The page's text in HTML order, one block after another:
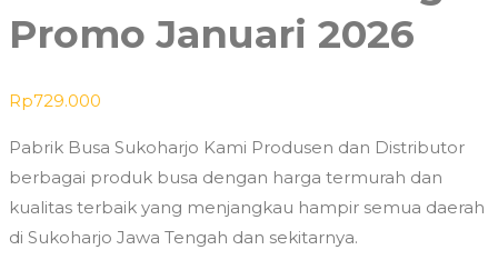
Promo Januari 2026
Rp729.000
Pabrik Busa Sukoharjo Kami Produsen dan Distributor
berbagai produk busa dengan harga termurah dan
kualitas terbaik yang menjangkau hampir semua daerah
di Sukoharjo Jawa Tengah dan sekitarnya.